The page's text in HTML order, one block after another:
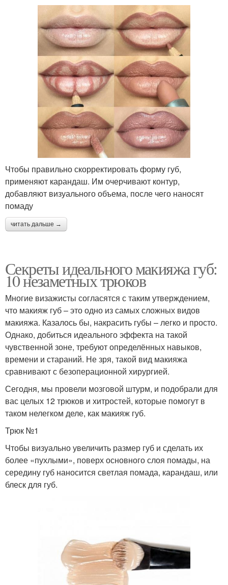
Чтобы правильно скорректировать форму губ,
применяют карандаш. Им очерчивают контур,
добавляют визуального объема, после чего наносят
помаду
читать дальше →
Секреты идеального макияжа губ:
10 незаметных трюков
Многие визажисты согласятся с таким утверждением,
что макияж губ – это одно из самых сложных видов
макияжа. Казалось бы, накрасить губы – легко и просто.
Однако, добиться идеального эффекта на такой
чувственной зоне, требуют определённых навыков,
времени и стараний. Не зря, такой вид макияжа
сравнивают с безоперационной хирургией.
Сегодня, мы провели мозговой штурм, и подобрали для
вас целых 12 трюков и хитростей, которые помогут в
таком нелегком деле, как макияж губ.
Трюк №1
Чтобы визуально увеличить размер губ и сделать их
более «пухлыми», поверх основного слоя помады, на
середину губ наносится светлая помада, карандаш, или
блеск для губ.